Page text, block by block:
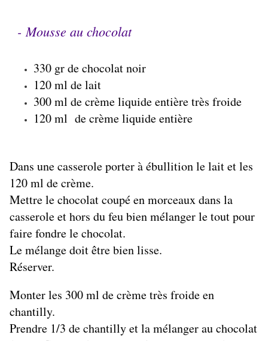
- Mousse au chocolat
330 gr de chocolat noir
120 ml de lait
300 ml de crème liquide entière très froide
120 ml de crème liquide entière
Dans une casserole porter à ébullition le lait et les
120 ml de crème.
Mettre le chocolat coupé en morceaux dans la
casserole et hors du feu bien mélanger le tout pour
faire fondre le chocolat.
Le mélange doit être bien lisse.
Réserver.
Monter les 300 ml de crème très froide en
chantilly.
Prendre 1/3 de chantilly et la mélanger au chocolat